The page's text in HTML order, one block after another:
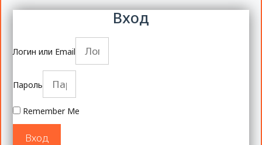
Вход
Логин или Email
Пароль
Remember Me
Вход